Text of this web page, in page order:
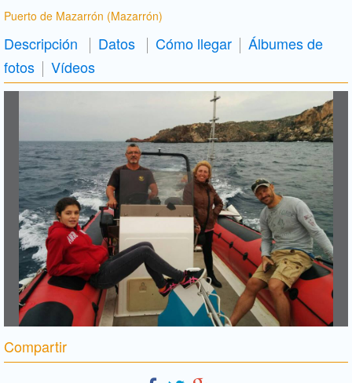
Puerto de Mazarrón (Mazarrón)
Descripción Datos Cómo llegar
Álbumes de
fotos
Vídeos
Compartir